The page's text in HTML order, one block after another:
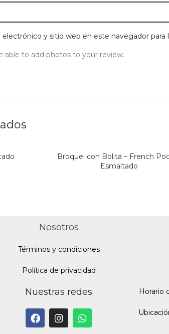
y sitio web en este navegador
able to add photos to your review.
Broquel con Bolita – French
Esmaltado
Nosotros
Términos y condiciones
Política de privacidad
Nuestras redes Horario